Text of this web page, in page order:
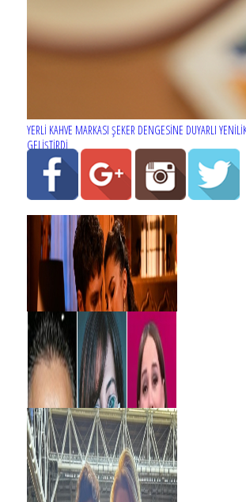
YERLİ KAHVE MARKASI ŞEKER DENGESİNE DUYARLI
GELİŞTİRDİ